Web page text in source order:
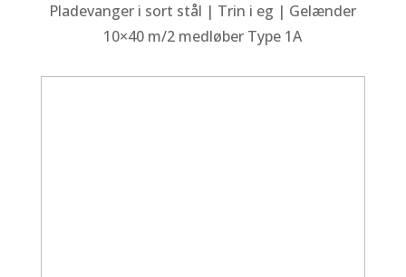
Pladevanger i sort stål | Trin i eg | Gelænder
10×40 m/2 medløber Type 1A